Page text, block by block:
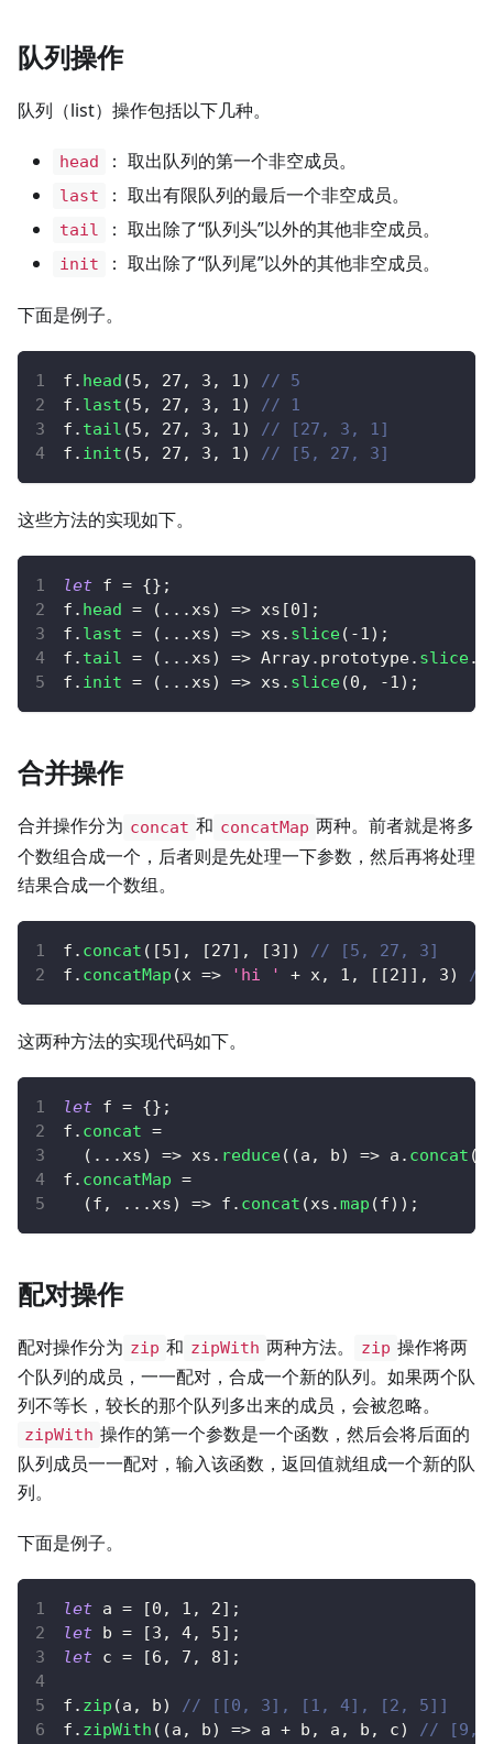
队列操作
队列（list）操作包括以下几种。
head ： 取出队列的第一个非空成员。
last ： 取出有限队列的最后一个非空成员。
tail ： 取出除了“队列头”以外的其他非空成员。
init ： 取出除了“队列尾”以外的其他非空成员。
下面是例子。
f . head (5 , 27 , 3 , 1)
// 5
f . last (5 , 27 , 3 , 1)
// 1
f . tail (5 , 27 , 3 , 1)
// [27, 3, 1]
f . init (5 , 27 , 3 , 1) // [5, 27, 3]
这些方法的实现如下。
let f = {} ;
f . head = ( ...xs) => xs [0] ;
f . last = ( ...xs) => xs . slice( -1) ;
f . tail = ( ...xs) => Array. prototype. slice.
f . init = ( ...xs) => xs . slice(0 , -1) ;
合并操作
合并操作分为 concat 和 concatMap 两种。前者就是将多
个数组合成一个，后者则是先处理一下参数，然后再将处理
结果合成一个数组。
f . concat ( [5] , [27] , [3] )
// [5, 27, 3]
f . concatMap (x => 'hi ' + x, 1 , [ [2] ] , 3) //
这两种方法的实现代码如下。
let f = {} ;
f . concat =
( ...xs) => xs . reduce( (a , b) => a . concat (
f . concatMap =
(f , ...xs) => f . concat (xs .map (f) ) ;
配对操作
配对操作分为 zip 和 zipWith 两种方法。 zip 操作将两
个队列的成员，一一配对，合成一个新的队列。如果两个队
列不等长，较长的那个队列多出来的成员，会被忽略。
zipWith 操作的第一个参数是一个函数，然后会将后面的
队列成员一一配对，输入该函数，返回值就组成一个新的队
列。
下面是例子。
let a = [0 , 1 , 2] ;
let b = [3 , 4, 5] ;
let c = [6 , 7 , 8] ;
f . zip (a , b)
// [[0, 3], [1, 4], [2, 5]]
f . zipWith ( (a , b) => a + b , a , b , c) // [9,